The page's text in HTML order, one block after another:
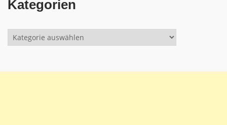
Kategorien
Kategorien